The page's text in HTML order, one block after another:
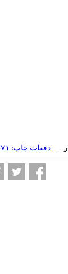
دفعات چاپ: ۲۷۱ بار